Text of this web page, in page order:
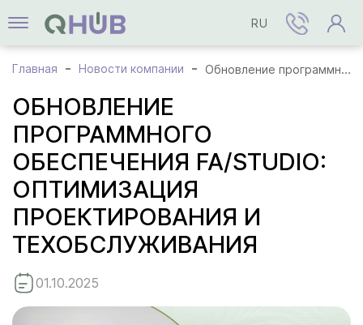
RU
Главная Новости компании Обновление программного обеспечения FA/STUDIO: оптимизация проектирования и техобслуживания
ОБНОВЛЕНИЕ
ПРОГРАММНОГО
ОБЕСПЕЧЕНИЯ FA/STUDIO:
ОПТИМИЗАЦИЯ
ПРОЕКТИРОВАНИЯ И
ТЕХОБСЛУЖИВАНИЯ
01.10.2025